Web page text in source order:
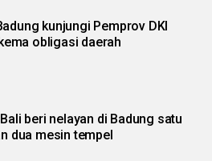
kunjungi Pemprov DKI
obligasi daerah
beri nelayan di Badung satu
dua mesin tempel